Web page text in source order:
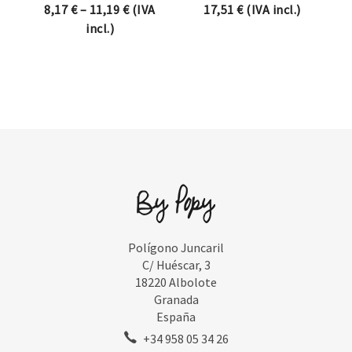
8,17€– 11,19 €Price range: 8,17 € through 11,19 €
(IVA
incl.)
17,51€(IVA incl.)
Polígono Juncaril
C/ Huéscar, 3
18220 Albolote
Granada
España
+34 958 05 34 26